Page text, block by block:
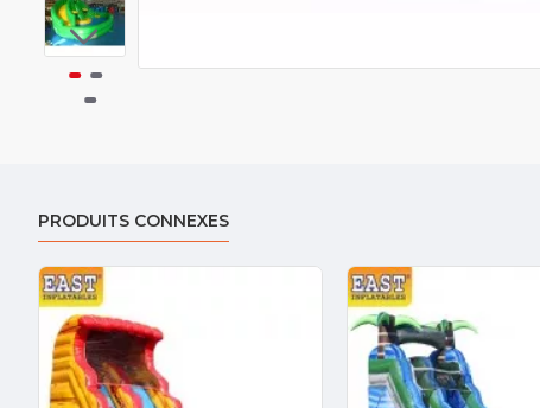
PRODUITS CONNEXES